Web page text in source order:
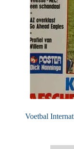
Voetbal